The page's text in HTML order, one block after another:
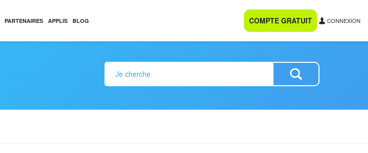
PARTENAIRES APPLIS BLOG COMPTE GRATUIT CONNEXION